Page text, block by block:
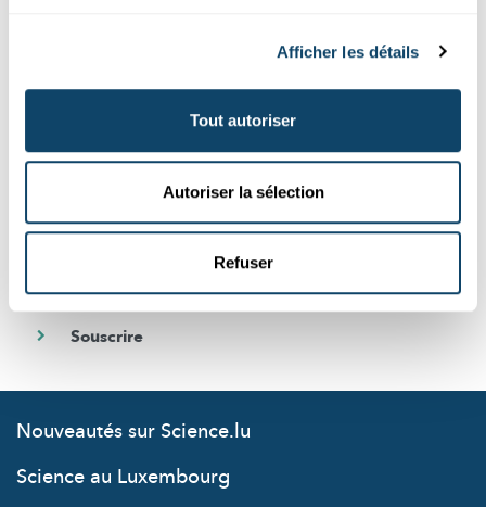
Afficher les détails
Tout autoriser
Autoriser la sélection
Refuser
Souscrivez à notre newsletter
DE
pouvez à tout moment et très facilement vous désinscrire en cliquant sur
le lien de désabonnement présent au bas de chaque newsletter. Pour
plus d’information, consultez notrepolitique de confidentialité
Nouveautés sur Science.lu
Science au Luxembourg